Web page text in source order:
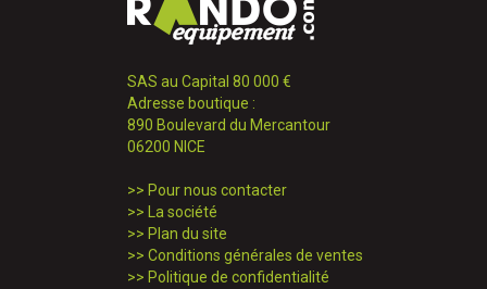
SAS au Capital 80 000 €
Adresse boutique :
890 Boulevard du Mercantour
06200 NICE
>> Pour nous contacter
>> La société
>> Plan du site
>> Conditions générales de ventes
>> Politique de confidentialité